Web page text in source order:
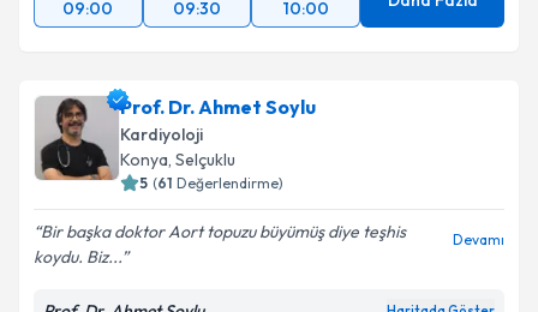
09:00 09:30 10:00 Daha Fazla
Prof. Dr. Ahmet Soylu
Kardiyoloji
Konya, Selçuklu
( Değerlendirme)
Bir başka doktor Aort topuzu büyümüş diye teşhis
koydu. Biz...